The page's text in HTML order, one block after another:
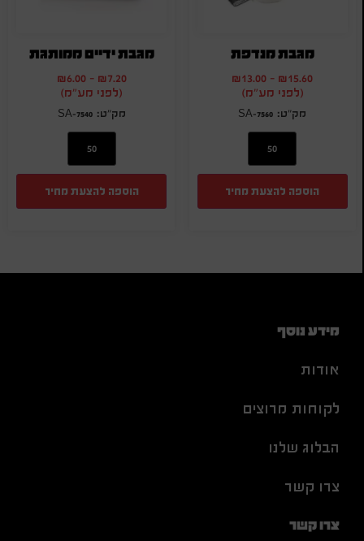
מגבת מנדפת
₪15.60
-
₪13.00
(לפני מע"מ)
SA-7560
הוספה להצעת מחיר
מגבת ידיים ממותגת
₪7.20
-
₪6.00
(לפני מע"מ)
SA-7540
הוספה להצעת מחיר
מידע נוסף
אודות
לקוחות מרוצים
הבלוג שלנו
צרו קשר
צרו קשר